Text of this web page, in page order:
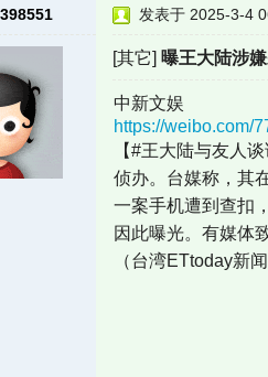
发表于 2025-3-4
[其它]曝王大陆涉
中新文娱
https://weibo.com/
【#王大陆与友人
侦办。台媒称，其
一案手机遭到查扣
因此曝光。有媒体
（台湾ETtoday新闻